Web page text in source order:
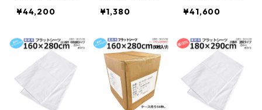
0×280cm シン
ズ 敷きシーツ
ホワイト 白 三
露産業 ホテル
旅館 民宿 民泊
／366328500
¥44,200
80cm シングル
薄手タイプ メ
ール便（ポスト
投函配送） 敷
きシーツ ホワ
イト 白 三露産
業 ホテル 旅館
¥1,380
0×280cm シン
ズ 薄手タイプ
敷きシーツ ホ
ワイト 白 三露
産業 ホテル 旅
館 民宿 民泊／3
67595500
¥41,600